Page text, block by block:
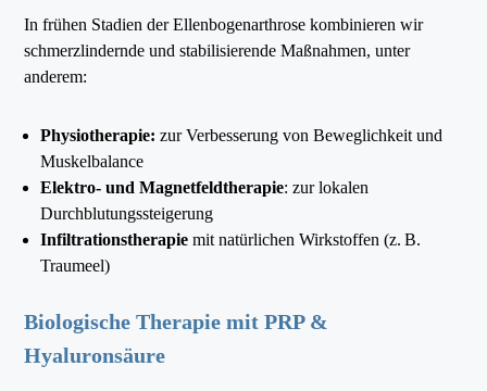
In frühen Stadien der Ellenbogenarthrose kombinieren wir
schmerzlindernde und stabilisierende Maßnahmen, unter
anderem:
Physiotherapie: zur Verbesserung von Beweglichkeit und
Muskelbalance
Elektro- und Magnetfeldtherapie: zur lokalen
Durchblutungssteigerung
Infiltrationstherapie mit natürlichen Wirkstoffen (z. B.
Traumeel)
Biologische Therapie mit PRP &
Hyaluronsäure